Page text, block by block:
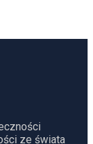
ze świata